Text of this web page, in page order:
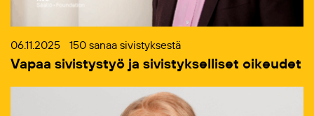
06.11.2025 150 sanaa sivistyksestä
Vapaa sivistystyö ja sivistykselliset oikeudet